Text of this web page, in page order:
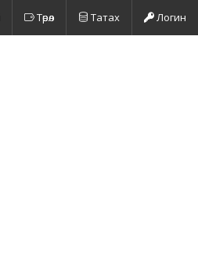
Төрөл Татах Логин